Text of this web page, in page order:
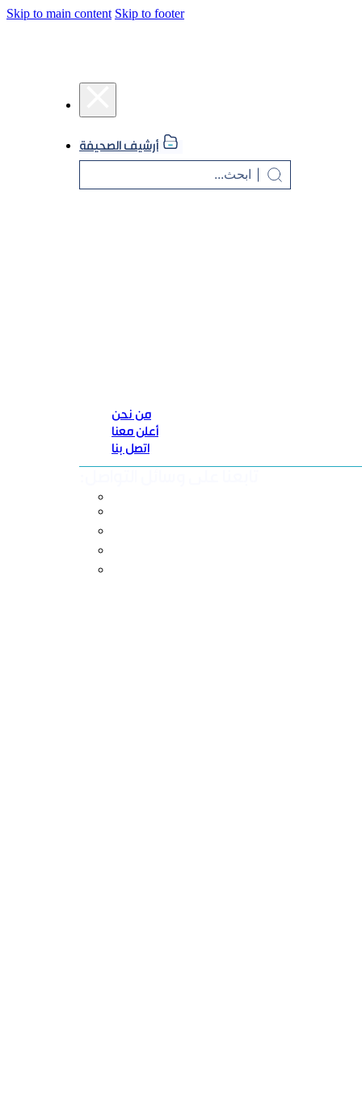
Skip to main content Skip to footer
أرشيف الصحيفة
من نحن
أعلن معنا
اتصل بنا